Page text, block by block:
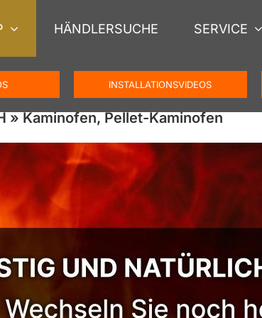
HÄNDLERSUCHE SERVICE
INSTALLATIONSVIDEOS
» Kaminofen, Pellet-Kaminofen